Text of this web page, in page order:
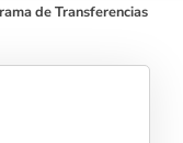
de Transferencias